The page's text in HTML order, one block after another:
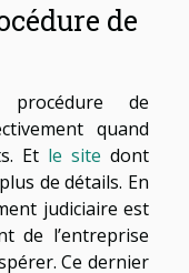
de
de
quand
Et le site dont
de détails. En
judiciaire est
de l’entreprise
Ce dernier